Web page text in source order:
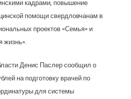
кадрами, повышение
помощи свердловчанам в
проектов «Семья» и
жизнь».
Денис Паслер сообщил о
на подготовку врачей по
для системы